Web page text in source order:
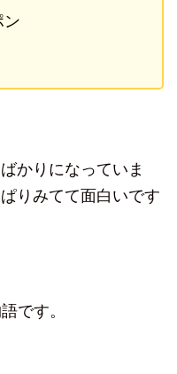
ン
かりになっていま
りみてて面白いです
です。